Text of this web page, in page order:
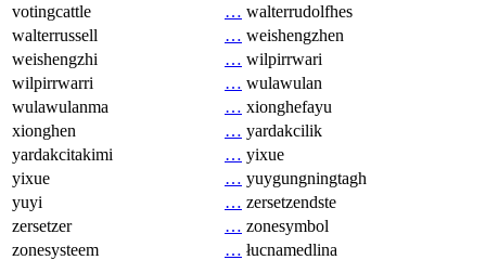
votingcattle
… walterrudolfhes
walterrussell
… weishengzhen
weishengzhi
… wilpirrwari
wilpirrwarri
… wulawulan
wulawulanma
… xionghefayu
xionghen
… yardakcilik
yardakcitakimi
… yixue
yixue
… yuygungningtagh
yuyi
… zersetzendste
zersetzer
… zonesymbol
zonesysteem
… łucnamedlina